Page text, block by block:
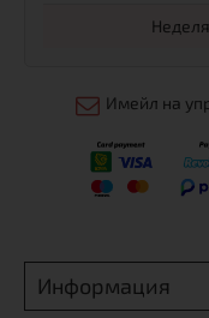
Неделя
Имейл на
Информация